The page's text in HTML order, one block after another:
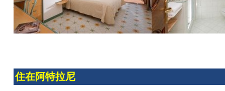
住在阿特拉尼